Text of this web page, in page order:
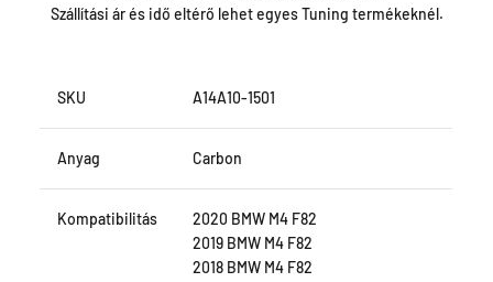
Szállítási ár és idő eltérő lehet egyes Tuning termékeknél.
SKU A14A10-1501
Anyag Carbon
Kompatibilitás
2020 BMW M4 F82
2019 BMW M4 F82
2018 BMW M4 F82